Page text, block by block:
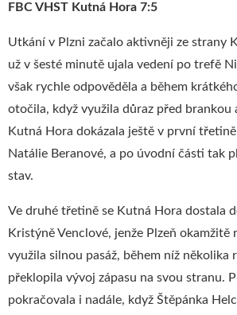
FBC VHST Kutná Hora 7:5
Utkání v Plzni začalo aktivněji ze strany
už v šesté minutě ujala vedení po trefě
však rychle odpověděla a během
otočila, když využila důraz před brankou
Kutná Hora dokázala ještě v první
Natálie Beranové, a po úvodní části tak
stav.
Ve druhé třetině se Kutná Hora dostala
Kristýně Venclové, jenže Plzeň okamžitě
využila silnou pasáž, během níž několika
překlopila vývoj zápasu na svou stranu.
pokračovala i nadále, když Štěpánka